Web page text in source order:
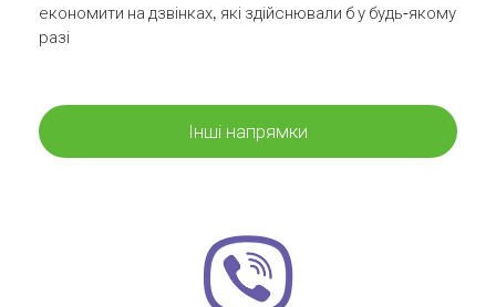
економити на дзвінках, які здійснювали б у будь-якому
разі
Інші напрямки